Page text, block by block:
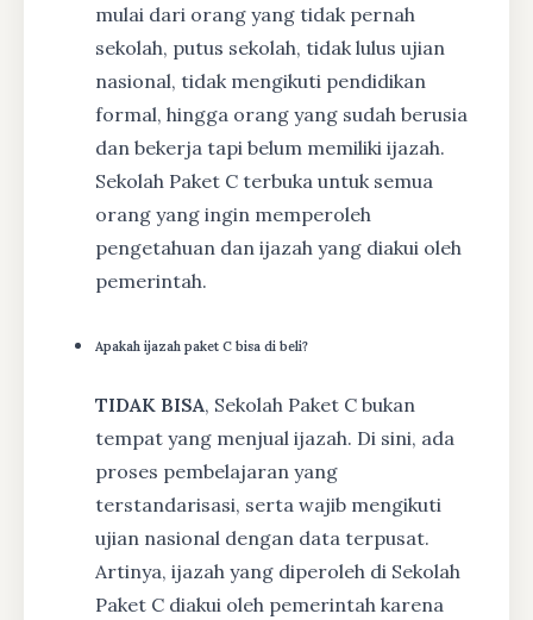
mulai dari orang yang tidak pernah
sekolah, putus sekolah, tidak lulus ujian
nasional, tidak mengikuti pendidikan
formal, hingga orang yang sudah berusia
dan bekerja tapi belum memiliki ijazah.
Sekolah Paket C terbuka untuk semua
orang yang ingin memperoleh
pengetahuan dan ijazah yang diakui oleh
pemerintah.
Apakah ijazah paket C bisa di beli?
TIDAK BISA, Sekolah Paket C bukan
tempat yang menjual ijazah. Di sini, ada
proses pembelajaran yang
terstandarisasi, serta wajib mengikuti
ujian nasional dengan data terpusat.
Artinya, ijazah yang diperoleh di Sekolah
Paket C diakui oleh pemerintah karena